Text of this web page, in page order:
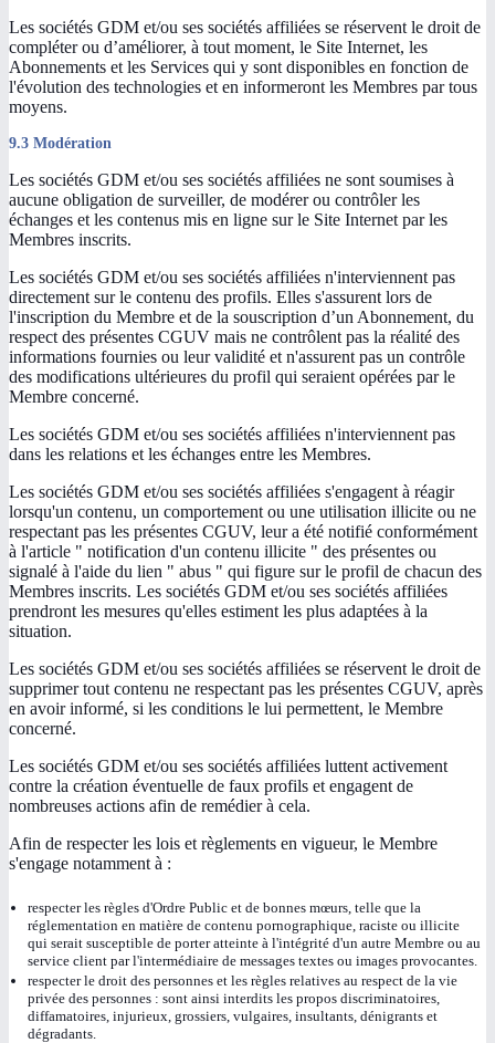
Les sociétés GDM et/ou ses sociétés affiliées se réservent le droit de
compléter ou d’améliorer, à tout moment, le Site Internet, les
Abonnements et les Services qui y sont disponibles en fonction de
l'évolution des technologies et en informeront les Membres par tous
moyens.
9.3 Modération
Les sociétés GDM et/ou ses sociétés affiliées ne sont soumises à
aucune obligation de surveiller, de modérer ou contrôler les
échanges et les contenus mis en ligne sur le Site Internet par les
Membres inscrits.
Les sociétés GDM et/ou ses sociétés affiliées n'interviennent pas
directement sur le contenu des profils. Elles s'assurent lors de
l'inscription du Membre et de la souscription d’un Abonnement, du
respect des présentes CGUV mais ne contrôlent pas la réalité des
informations fournies ou leur validité et n'assurent pas un contrôle
des modifications ultérieures du profil qui seraient opérées par le
Membre concerné.
Les sociétés GDM et/ou ses sociétés affiliées n'interviennent pas
dans les relations et les échanges entre les Membres.
Les sociétés GDM et/ou ses sociétés affiliées s'engagent à réagir
lorsqu'un contenu, un comportement ou une utilisation illicite ou ne
respectant pas les présentes CGUV, leur a été notifié conformément
à l'article " notification d'un contenu illicite " des présentes ou
signalé à l'aide du lien " abus " qui figure sur le profil de chacun des
Membres inscrits. Les sociétés GDM et/ou ses sociétés affiliées
prendront les mesures qu'elles estiment les plus adaptées à la
situation.
Les sociétés GDM et/ou ses sociétés affiliées se réservent le droit de
supprimer tout contenu ne respectant pas les présentes CGUV, après
en avoir informé, si les conditions le lui permettent, le Membre
concerné.
Les sociétés GDM et/ou ses sociétés affiliées luttent activement
contre la création éventuelle de faux profils et engagent de
nombreuses actions afin de remédier à cela.
Afin de respecter les lois et règlements en vigueur, le Membre
s'engage notamment à :
respecter les règles d'Ordre Public et de bonnes mœurs, telle que la
réglementation en matière de contenu pornographique, raciste ou illicite
qui serait susceptible de porter atteinte à l'intégrité d'un autre Membre ou au
service client par l'intermédiaire de messages textes ou images provocantes.
respecter le droit des personnes et les règles relatives au respect de la vie
privée des personnes : sont ainsi interdits les propos discriminatoires,
diffamatoires, injurieux, grossiers, vulgaires, insultants, dénigrants et
dégradants.